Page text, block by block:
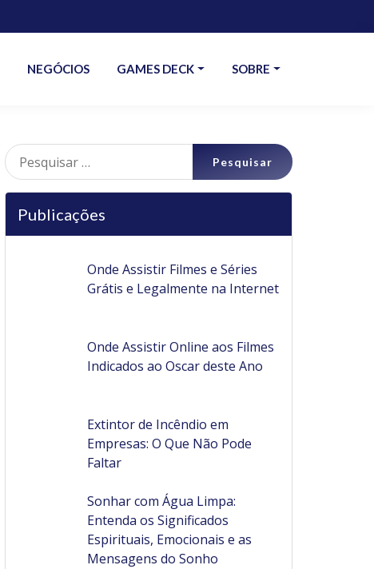
NEGÓCIOS GAMES DECK SOBRE
Pesquisar
por:
Publicações
Onde Assistir Filmes e Séries
Grátis e Legalmente na Internet
Onde Assistir Online aos Filmes
Indicados ao Oscar deste Ano
Extintor de Incêndio em
Empresas: O Que Não Pode
Faltar
Sonhar com Água Limpa:
Entenda os Significados
Espirituais, Emocionais e as
Mensagens do Sonho